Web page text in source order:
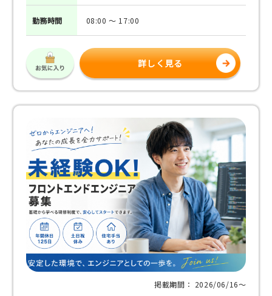
勤務時間 08:00 ～ 17:00
詳しく見る
掲載期間： 2026/06/16〜